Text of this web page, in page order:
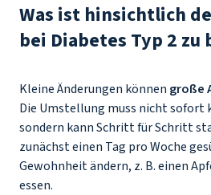
Was ist hinsichtlich
bei Diabetes Typ 2 zu
Kleine Änderungen können große
Die Umstellung muss nicht
sondern kann Schritt für Schritt
zunächst einen Tag pro Woche
Gewohnheit ändern, z. B. einen
essen.